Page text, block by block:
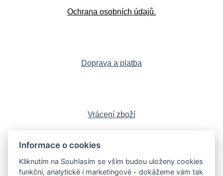
Ochrana osobních údajů.
Doprava a platba
Vrácení zboží
Sledujte nás: Facebook, Instagram,
Informace o cookies
Kliknutím na Souhlasím se vším budou uloženy cookies
funkční, analytické i marketingové - dokážeme vám tak